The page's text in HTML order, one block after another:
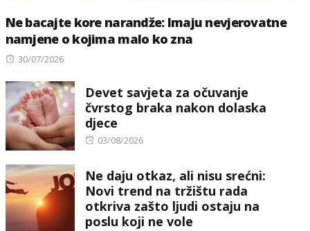
Ne bacajte kore narandže: Imaju nevjerovatne
namjene o kojima malo ko zna
Posted
30/07/2026
Devet savjeta za očuvanje
čvrstog braka nakon dolaska
djece
Posted
03/08/2026
Ne daju otkaz, ali nisu srećni:
Novi trend na tržištu rada
otkriva zašto ljudi ostaju na
poslu koji ne vole